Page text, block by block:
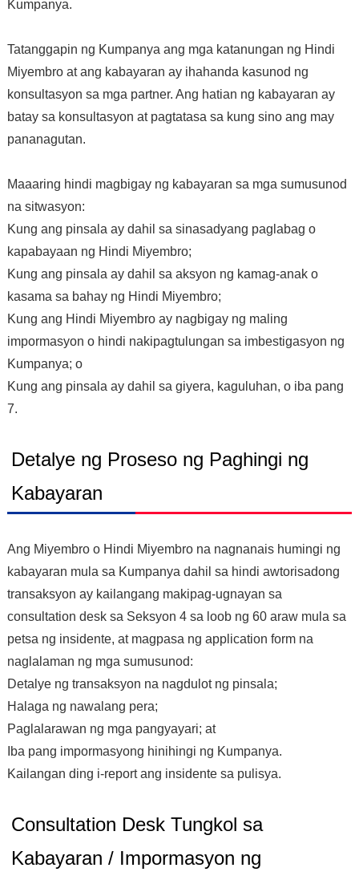
Kumpanya.
Tatanggapin ng Kumpanya ang mga katanungan ng Hindi
Miyembro at ang kabayaran ay ihahanda kasunod ng
konsultasyon sa mga partner. Ang hatian ng kabayaran ay
batay sa konsultasyon at pagtatasa sa kung sino ang may
pananagutan.
Maaaring hindi magbigay ng kabayaran sa mga sumusunod
na sitwasyon:
Kung ang pinsala ay dahil sa sinasadyang paglabag o
kapabayaan ng Hindi Miyembro;
Kung ang pinsala ay dahil sa aksyon ng kamag-anak o
kasama sa bahay ng Hindi Miyembro;
Kung ang Hindi Miyembro ay nagbigay ng maling
impormasyon o hindi nakipagtulungan sa imbestigasyon ng
Kumpanya; o
Kung ang pinsala ay dahil sa giyera, kaguluhan, o iba pang
7.
Detalye ng Proseso ng Paghingi ng
Kabayaran
Ang Miyembro o Hindi Miyembro na nagnanais humingi ng
kabayaran mula sa Kumpanya dahil sa hindi awtorisadong
transaksyon ay kailangang makipag-ugnayan sa
consultation desk sa Seksyon 4 sa loob ng 60 araw mula sa
petsa ng insidente, at magpasa ng application form na
naglalaman ng mga sumusunod:
Detalye ng transaksyon na nagdulot ng pinsala;
Halaga ng nawalang pera;
Paglalarawan ng mga pangyayari; at
Iba pang impormasyong hinihingi ng Kumpanya.
Kailangan ding i-report ang insidente sa pulisya.
Consultation Desk Tungkol sa
Kabayaran / Impormasyon ng